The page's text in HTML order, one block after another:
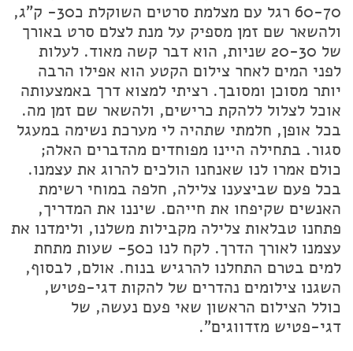
60-70 רגל עם מצלמת סרטים השוקלת כ30- ק"ג,
ולהשאר שם זמן מספיק על מנת לצלם סרט באורך
של 20-30 שניות, הוא דבר קשה מאוד. לעלות
לפני המים לאחר צילום הקטע הוא אפילו הרבה
יותר מסוכן ומסובך. רציתי למצוא דרך באמצעותה
אוכל לצלול ללהקת כרישים, ולהשאר שם זמן מה.
בכל אופן, חלמתי שתהיה לי מערכת נשימה במעגל
סגור. בתחילה היינו מפוחדים מהדברים האלה;
כולם אמרו לנו שאנחנו הולכים להרוג את עצמנו.
בכל פעם שביצענו צלילה, חלפה במוחי רשימת
האנשים שקיפחו את חייהם. שיננו את המדריך,
פתחנו טבלאות צלילה מקבילות משלנו, ולימדנו את
עצמנו לאורך הדרך. לקח לנו כ50- שעות מתחת
למים בטרם התחלנו להרגיש בנוח. אולם, לבסוף,
השגנו צילומים נהדרים של להקות דגי-פטיש,
כולל הצילום הראשון שאי פעם נעשה, של
דגי-פטיש מזדווגים".